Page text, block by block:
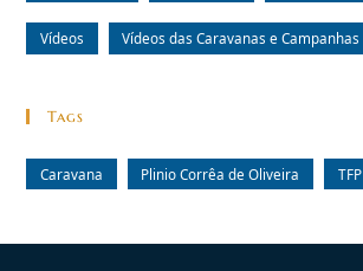
Vídeos Vídeos das Caravanas e Campanhas
Tags
Caravana Plinio Corrêa de Oliveira TFP